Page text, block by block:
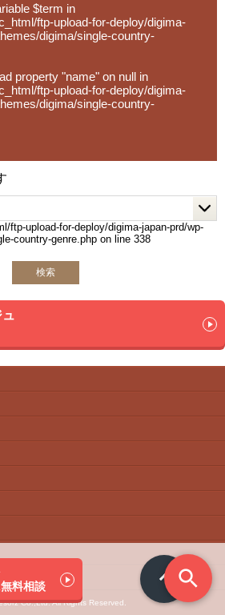
アップして、お話合いの時間を持
います。
$term in
ftp-upload-for-deploy/digima-
digima/single-country-
property "name" on null in
ftp-upload-for-deploy/digima-
digima/single-country-
ftp-upload-for-deploy/digima-japan-prd/wp-
country-genre.php on line 338
検索
料相談
Co.,Ltd. All Rights Reserved.